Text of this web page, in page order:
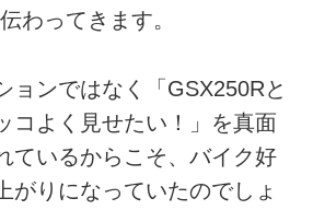
わってきます。
ョンではなく「GSX250Rと
コよく見せたい！」を真面
ているからこそ、バイク好
がりになっていたのでしょ